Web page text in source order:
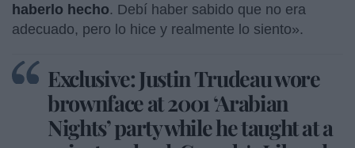
haberlo hecho. Debí haber sabido que no era
adecuado, pero lo hice y realmente lo siento».
Exclusive: Justin Trudeau wore
brownface at 2001 ‘Arabian
Nights’ party while he taught at a